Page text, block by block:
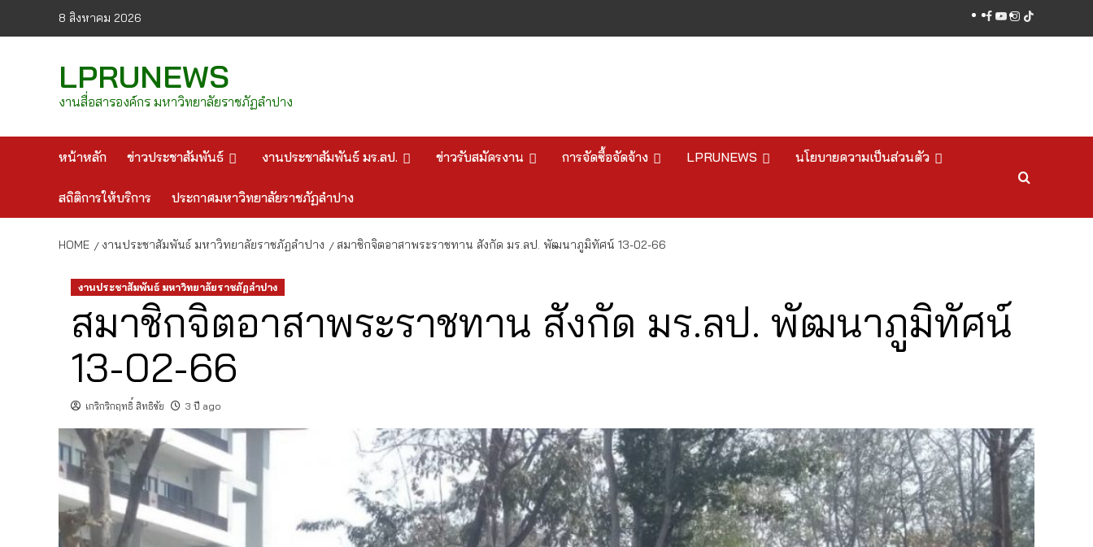
8 สิงหาคม 2026 facebook
youtube
instagram
tiktok
LPRUNEWS
งานสื่อสารองค์กร มหาวิทยาลัยราชภัฏลำปาง
หน้าหลัก ข่าวประชาสัมพันธ์ งานประชาสัมพันธ์ มร.ลป. ข่าวรับสมัครงาน การจัดซื้อจัดจ้าง LPRUNEWS นโยบายความเป็นส่วนตัว
สถิติการให้บริการ ประกาศมหาวิทยาลัยราชภัฏลำปาง
HOME งานประชาสัมพันธ์ มหาวิทยาลัยราชภัฏลำปาง สมาชิกจิตอาสาพระราชทาน สังกัด มร.ลป. พัฒนาภูมิทัศน์ 13-02-66
งานประชาสัมพันธ์ มหาวิทยาลัยราชภัฏลำปาง
สมาชิกจิตอาสาพระราชทาน สังกัด มร.ลป. พัฒนาภูมิทัศน์
13-02-66
เกริกริกฤทธิ์ สิทธิชัย 3 ปี ago